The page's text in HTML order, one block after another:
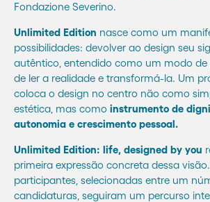
Fondazione Severino.
Unlimited Edition nasce como um
possibilidades: devolver ao design seu
autêntico, entendido como um modo de
de ler a realidade e transformá-la. Um
coloca o design no centro não como
estética, mas como instrumento de
autonomia e crescimento pessoal.
Unlimited Edition: life, designed by you
primeira expressão concreta dessa
participantes, selecionadas entre um
candidaturas, seguiram um percurso